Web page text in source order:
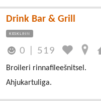
Drink Bar & Grill
KESKLINN
0 519
Broileri rinnafileešnitsel.
Ahjukartuliga.